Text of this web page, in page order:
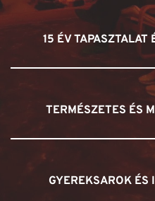
15 ÉV
TERMÉSZETES ÉS
GYEREKSAROK ÉS